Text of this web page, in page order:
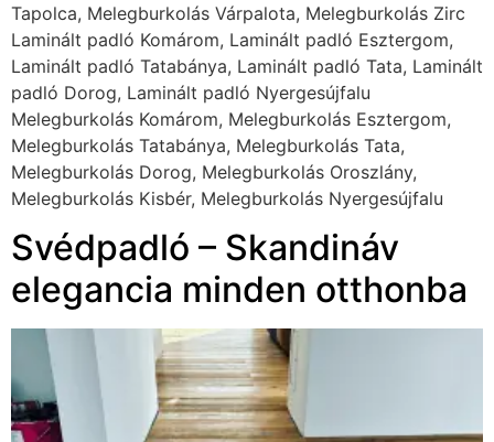
Tapolca, Melegburkolás Várpalota, Melegburkolás Zirc
Laminált padló Komárom, Laminált padló Esztergom,
Laminált padló Tatabánya, Laminált padló Tata, Laminált
padló Dorog, Laminált padló Nyergesújfalu
Melegburkolás Komárom, Melegburkolás Esztergom,
Melegburkolás Tatabánya, Melegburkolás Tata,
Melegburkolás Dorog, Melegburkolás Oroszlány,
Melegburkolás Kisbér, Melegburkolás Nyergesújfalu
Svédpadló – Skandináv
elegancia minden otthonba